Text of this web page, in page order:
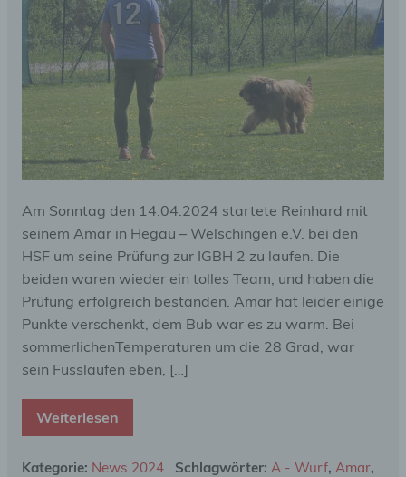
Am Sonntag den 14.04.2024 startete Reinhard mit
seinem Amar in Hegau – Welschingen e.V. bei den
HSF um seine Prüfung zur IGBH 2 zu laufen. Die
beiden waren wieder ein tolles Team, und haben die
Prüfung erfolgreich bestanden. Amar hat leider einige
Punkte verschenkt, dem Bub war es zu warm. Bei
sommerlichenTemperaturen um die 28 Grad, war
sein Fusslaufen eben, […]
Weiterlesen
Kategorie: News 2024 Schlagwörter: A - Wurf, Amar,